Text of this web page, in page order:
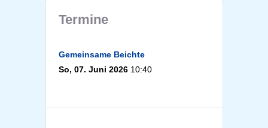
Termine
Gemeinsame Beichte
So, 07. Juni 2026 10:40